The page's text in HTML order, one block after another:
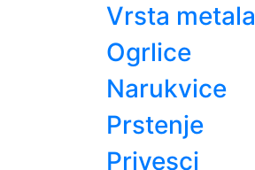
Vrsta metala
Ogrlice
Narukvice
Prstenje
Privesci